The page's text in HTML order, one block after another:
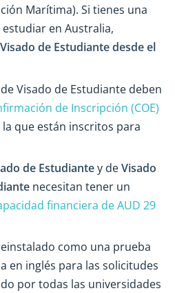
Marítima). Si tienes una
en Australia,
de Estudiante desde el
Visado de Estudiante deben
de Inscripción (COE)
que están inscritos para
de Estudiantey deVisado
necesitan tener un
financiera de AUD 29
como una prueba
en inglés para las solicitudes
por todas las universidades